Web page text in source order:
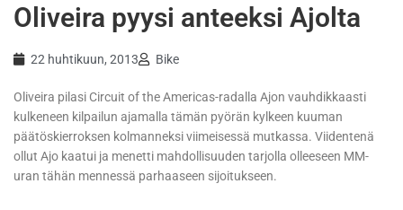
Oliveira pyysi anteeksi Ajolta
22 huhtikuun, 2013 Bike
Oliveira pilasi Circuit of the Americas-radalla Ajon vauhdikkaasti
kulkeneen kilpailun ajamalla tämän pyörän kylkeen kuuman
päätöskierroksen kolmanneksi viimeisessä mutkassa. Viidentenä
ollut Ajo kaatui ja menetti mahdollisuuden tarjolla olleeseen MM-
uran tähän mennessä parhaaseen sijoitukseen.